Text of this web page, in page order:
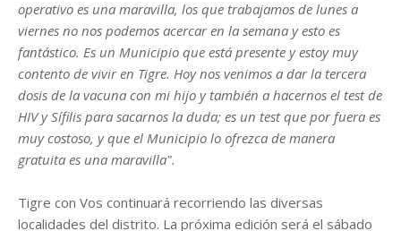
operativo es una maravilla, los que trabajamos de lunes a
viernes no nos podemos acercar en la semana y esto es
fantástico. Es un Municipio que está presente y estoy muy
contento de vivir en Tigre. Hoy nos venimos a dar la tercera
dosis de la vacuna con mi hijo y también a hacernos el test de
HIV y Sífilis para sacarnos la duda; es un test que por fuera es
muy costoso, y que el Municipio lo ofrezca de manera
gratuita es una maravilla".
Tigre con Vos continuará recorriendo las diversas
localidades del distrito. La próxima edición será el sábado